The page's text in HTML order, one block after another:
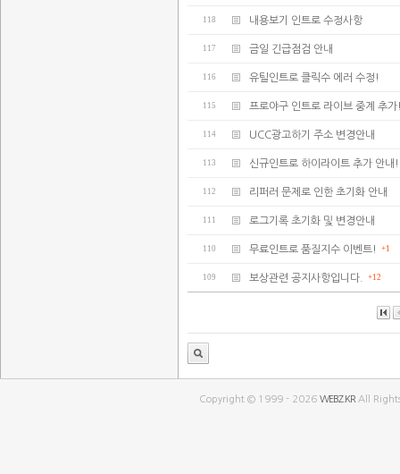
118 내용보기 인트로 수정사항
117 금일 긴급점검 안내
116 유틸인트로 클릭수 에러 수정!
115 프로야구 인트로 라이브 중계 추
114 UCC광고하기 주소 변경안내
113 신규인트로 하이라이트 추가 안내!
112 리퍼러 문제로 인한 초기화 안내
111 로그기록 초기화 및 변경안내
110 무료인트로 품질지수 이벤트! +1
109 보상관련 공지사항입니다. +12
Copyright © 1999 - 2026WEBZ.KR All